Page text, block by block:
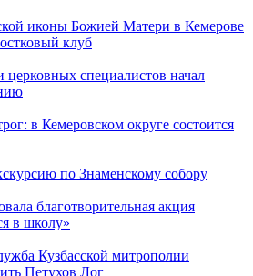
иконы Божией Матери в Кемерове
клуб
церковных специалистов начал
в Кемеровском округе состоится
по Знаменскому собору
благотворительная акция
в школу»
Кузбасской митрополии
Петухов Лог